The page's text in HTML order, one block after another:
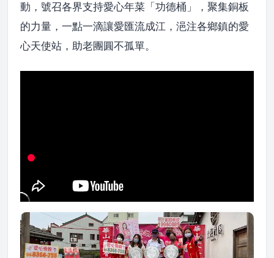
動，號召各界支持愛心年菜「功德桶」，聚集銅板
的力量，一點一滴讓愛匯流成江，浥注各鄉鎮的愛
心天使站，助老團圓不孤單。